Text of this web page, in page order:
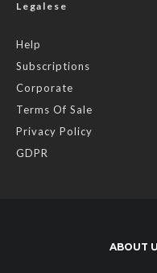
Legalese
Help
Subscriptions
Corporate
Terms Of Sale
Privacy Policy
GDPR
ABOUT